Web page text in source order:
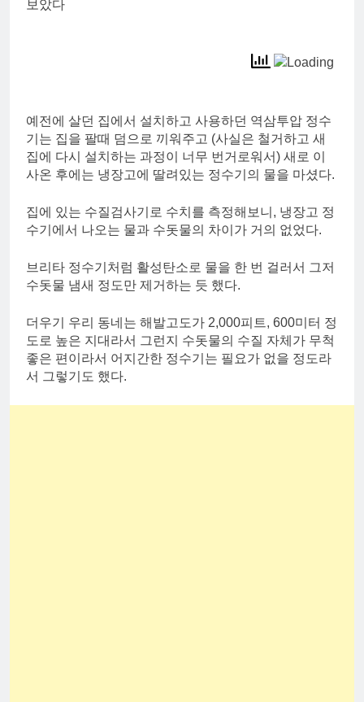
예전에 살던 집에서 설치하고 사용하던 역삼투압 정수
기는 집을 팔때 덤으로 끼워주고 (사실은 철거하고 새
집에 다시 설치하는 과정이 너무 번거로워서) 새로 이
사온 후에는 냉장고에 딸려있는 정수기의 물을 마셨다.
집에 있는 수질검사기로 수치를 측정해보니, 냉장고 정
수기에서 나오는 물과 수돗물의 차이가 거의 없었다.
브리타 정수기처럼 활성탄소로 물을 한 번 걸러서 그저
수돗물 냄새 정도만 제거하는 듯 했다.
더우기 우리 동네는 해발고도가 2,000피트, 600미터 정
도로 높은 지대라서 그런지 수돗물의 수질 자체가 무척
좋은 편이라서 어지간한 정수기는 필요가 없을 정도라
서 그렇기도 했다.